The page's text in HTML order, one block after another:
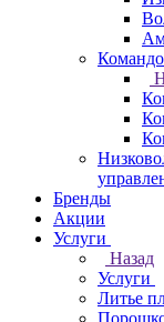
Бренды
Акции
Услуги
Назад
Услуги
Литье